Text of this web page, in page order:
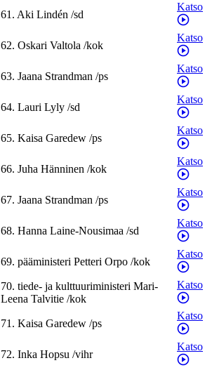
61. Aki Lindén /sd
Katso
62. Oskari Valtola /kok
Katso
63. Jaana Strandman /ps
Katso
64. Lauri Lyly /sd
Katso
65. Kaisa Garedew /ps
Katso
66. Juha Hänninen /kok
Katso
67. Jaana Strandman /ps
Katso
68. Hanna Laine-Nousimaa /sd
Katso
69. pääministeri Petteri Orpo /kok
Katso
70. tiede- ja kulttuuriministeri Mari-
Leena Talvitie /kok
Katso
71. Kaisa Garedew /ps
Katso
72. Inka Hopsu /vihr
Katso